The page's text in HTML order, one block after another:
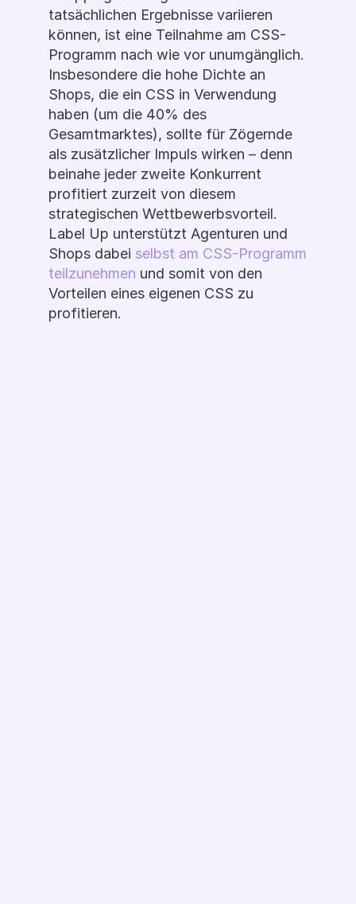
tatsächlichen Ergebnisse variieren
können, ist eine Teilnahme am CSS-
Programm nach wie vor unumgänglich.
Insbesondere die hohe Dichte an
Shops, die ein CSS in Verwendung
haben (um die 40% des
Gesamtmarktes), sollte für Zögernde
als zusätzlicher Impuls wirken – denn
beinahe jeder zweite Konkurrent
profitiert zurzeit von diesem
strategischen Wettbewerbsvorteil.
Label Up unterstützt Agenturen und
Shops dabei selbst am CSS-Programm
teilzunehmen und somit von den
Vorteilen eines eigenen CSS zu
profitieren.